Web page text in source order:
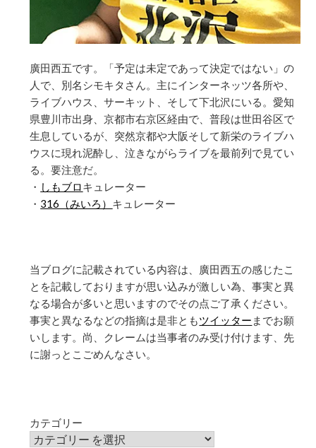
廣田西五です。「予定は未定であって決定ではない」の
人で、別名シモキタさん。主にインターネッツ各所や、
ライブハウス、サーキット、そして下北沢にいる。愛知
県豊川市出身、京都市右京区経由で、普段は世田谷区で
生息しているが、突然京都や大阪そして新栄のライブハ
ウスに現れ泥酔し、泣きながらライブを最前列で見てい
る。要注意だ。
・ しもブロキュレーター
・ 316（みいろ） キュレーター
当ブログに記載されている内容は、廣田西五の感じたこ
とを記載しておりますが思い込みが激しい為、事実と異
なる場合が多いと思いますのでその点ご了承ください。
事実と異なるなどの指摘は是非ともツイッター までお願
いします。尚、クレームは当事者のみ受け付けます、先
に謝っとこごめんなさい。
カテゴリー